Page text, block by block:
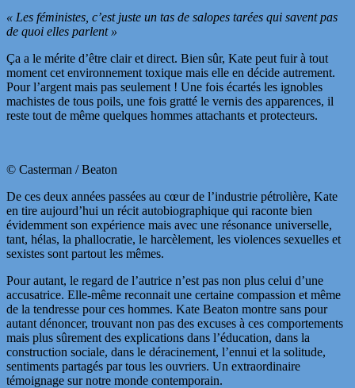
« Les féministes, c’est juste un tas de salopes tarées qui savent pas
de quoi elles parlent »
Ça a le mérite d’être clair et direct. Bien sûr, Kate peut fuir à tout
moment cet environnement toxique mais elle en décide autrement.
Pour l’argent mais pas seulement ! Une fois écartés les ignobles
machistes de tous poils, une fois gratté le vernis des apparences, il
reste tout de même quelques hommes attachants et protecteurs.
© Casterman / Beaton
De ces deux années passées au cœurde l’industrie pétrolière, Kate
en tire aujourd’hui un récit autobiographique qui raconte bien
évidemment son expérience mais avec une résonance universelle,
tant, hélas, la phallocratie, le harcèlement, les violences sexuelles et
sexistes sont partout les mêmes.
Pour autant, le regard de l’autrice n’est pas non plus celui d’une
accusatrice. Elle-même reconnait une certaine compassion et même
de la tendresse pour ces hommes. Kate Beaton montre sans pour
autant dénoncer, trouvant non pas des excuses à ces comportements
mais plus sûrement des explications dans l’éducation, dans la
construction sociale, dans le déracinement, l’ennui et la solitude,
sentiments partagés par tous les ouvriers. Un extraordinaire
témoignage sur notre monde contemporain.